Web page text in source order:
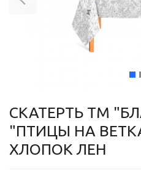
СКАТЕРТЬ ТМ
"ПТИЦЫ НА
ХЛОПОК ЛЕН